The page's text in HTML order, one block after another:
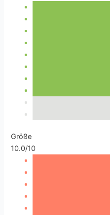
Größe
10.0/10